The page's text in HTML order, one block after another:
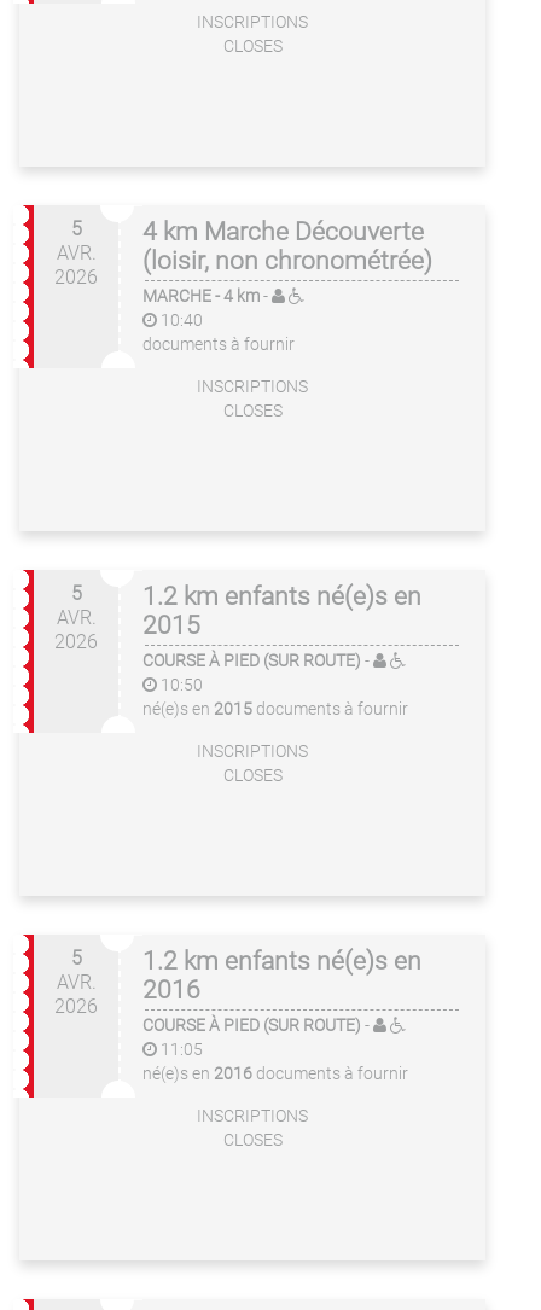
INSCRIPTIONS
CLOSES
5
AVR.
2026
4 km Marche Découverte
(loisir, non chronométrée)
MARCHE- 4 km-
10:40
documents à fournir
INSCRIPTIONS
CLOSES
5
AVR.
2026
1.2 km enfants né(e)s en
2015
COURSE À PIED (SUR ROUTE) -
10:50
né(e)s en 2015 documents à fournir
INSCRIPTIONS
CLOSES
5
AVR.
2026
1.2 km enfants né(e)s en
2016
COURSE À PIED (SUR ROUTE) -
11:05
né(e)s en 2016 documents à fournir
INSCRIPTIONS
CLOSES